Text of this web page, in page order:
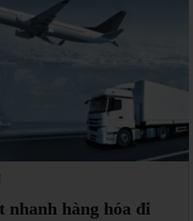
nhanh hàng hóa đi